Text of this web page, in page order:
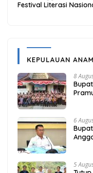
Festival Literasi
KEPULAUAN
8
6
5